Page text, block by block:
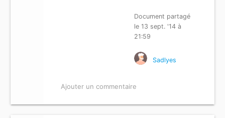
Document partagé
le 13 sept. '14 à
21:59
Sadlyes
Ajouter un commentaire